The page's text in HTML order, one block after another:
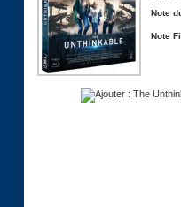
Note
Note